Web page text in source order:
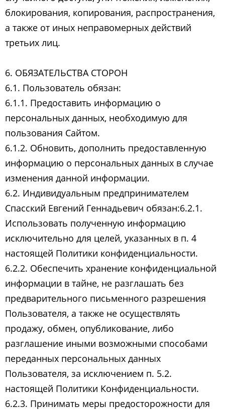
блокирования, копирования, распространения,
а также от иных неправомерных действий
третьих лиц.
6. ОБЯЗАТЕЛЬСТВА СТОРОН
6.1. Пользователь обязан:
6.1.1. Предоставить информацию о
персональных данных, необходимую для
пользования Сайтом.
6.1.2. Обновить, дополнить предоставленную
информацию о персональных данных в случае
изменения данной информации.
6.2. Индивидуальным предпринимателем
Спасский Евгений Геннадьевич обязан:6.2.1.
Использовать полученную информацию
исключительно для целей, указанных в п. 4
настоящей Политики конфиденциальности.
6.2.2. Обеспечить хранение конфиденциальной
информации в тайне, не разглашать без
предварительного письменного разрешения
Пользователя, а также не осуществлять
продажу, обмен, опубликование, либо
разглашение иными возможными способами
переданных персональных данных
Пользователя, за исключением п. 5.2.
настоящей Политики Конфиденциальности.
6.2.3. Принимать меры предосторожности для